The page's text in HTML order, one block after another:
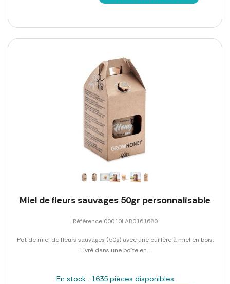
Miel de fleurs sauvages 50gr personnalisable
Référence 00010LAB0161680
Pot de miel de fleurs sauvages (50g) avec une cuillère à miel en bois.
Livré dans une boîte en...
En stock : 1635 pièces disponibles